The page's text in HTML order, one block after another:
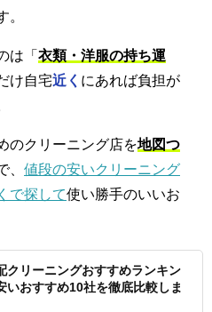
。
は「 衣類・洋服の持ち運
け自宅近く にあれば負担が
のクリーニング店を地図つ
、 値段の安いクリーニング
で探して使い勝手のいいお
クリーニングおすすめランキン
いおすすめ10社を徹底比較しま